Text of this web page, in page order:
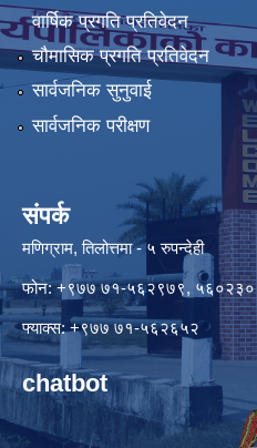
वार्षिक प्रगति प्रतिवेदन
चौमासिक प्रगति प्रतिवेदन
सार्वजनिक सुनुवाई
सार्वजनिक परीक्षण
संपर्क
मणिग्राम, तिलोत्तमा - ५ रुपन्देही
फोन: +९७७ ७१-५६२९७९, ५६०२३०
फ्याक्स: +९७७ ७१-५६२६५२
chatbot